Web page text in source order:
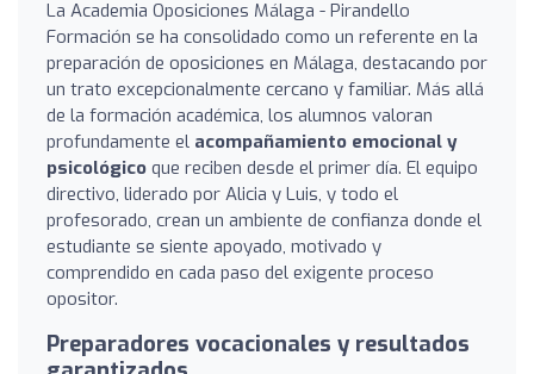
La Academia Oposiciones Málaga - Pirandello
Formación se ha consolidado como un referente en la
preparación de oposiciones en Málaga, destacando por
un trato excepcionalmente cercano y familiar. Más allá
de la formación académica, los alumnos valoran
profundamente el acompañamiento emocional y
psicológico que reciben desde el primer día. El equipo
directivo, liderado por Alicia y Luis, y todo el
profesorado, crean un ambiente de confianza donde el
estudiante se siente apoyado, motivado y
comprendido en cada paso del exigente proceso
opositor.
Preparadores vocacionales y resultados